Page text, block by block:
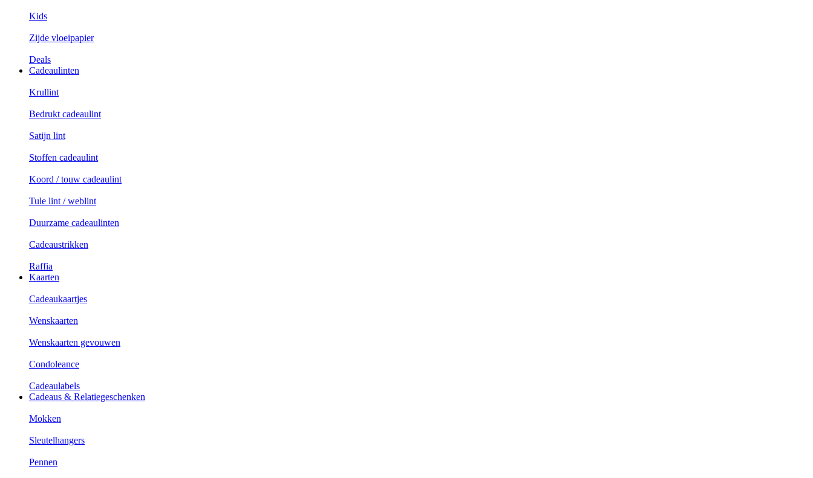
Kids
Zijde vloeipapier
Deals
Cadeaulinten
Krullint
Bedrukt cadeaulint
Satijn lint
Stoffen cadeaulint
Koord / touw cadeaulint
Tule lint / weblint
Duurzame cadeaulinten
Cadeaustrikken
Raffia
Kaarten
Cadeaukaartjes
Wenskaarten
Wenskaarten gevouwen
Condoleance
Cadeaulabels
Cadeaus & Relatiegeschenken
Mokken
Sleutelhangers
Pennen